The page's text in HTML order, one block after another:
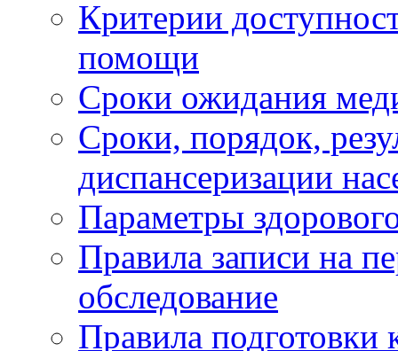
Критерии
помощи
Сроки ожидания
Сроки, порядок,
диспансеризации
Параметры
Правила записи на
обследование
Правила подготовки